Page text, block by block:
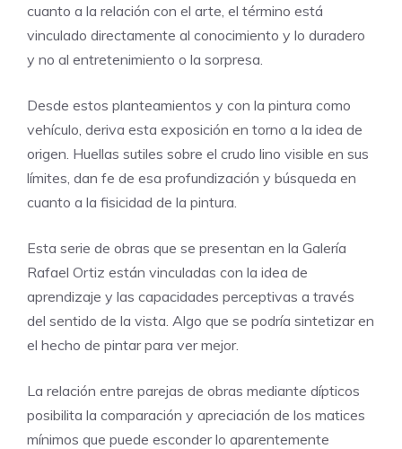
cuanto a la relación con el arte, el término está
vinculado directamente al conocimiento y lo duradero
y no al entretenimiento o la sorpresa.
Desde estos planteamientos y con la pintura como
vehículo, deriva esta exposición en torno a la idea de
origen. Huellas sutiles sobre el crudo lino visible en sus
límites, dan fe de esa profundización y búsqueda en
cuanto a la fisicidad de la pintura.
Esta serie de obras que se presentan en la Galería
Rafael Ortiz están vinculadas con la idea de
aprendizaje y las capacidades perceptivas a través
del sentido de la vista. Algo que se podría sintetizar en
el hecho de pintar para ver mejor.
La relación entre parejas de obras mediante dípticos
posibilita la comparación y apreciación de los matices
mínimos que puede esconder lo aparentemente